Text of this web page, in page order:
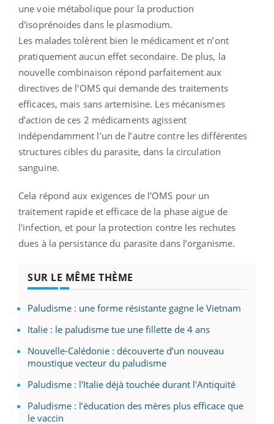
une voie métabolique pour la production
d'isoprénoïdes dans le plasmodium.
Les malades tolèrent bien le médicament et n’ont
pratiquement aucun effet secondaire. De plus, la
nouvelle combinaison répond parfaitement aux
directives de l'OMS qui demande des traitements
efficaces, mais sans artemisine. Les mécanismes
d’action de ces 2 médicaments agissent
indépendamment l’un de l’autre contre les différentes
structures cibles du parasite, dans la circulation
sanguine.
Cela répond aux exigences de l'OMS pour un
traitement rapide et efficace de la phase aiguë de
l'infection, et pour la protection contre les rechutes
dues à la persistance du parasite dans l’organisme.
SUR LE MÊME THÈME
Paludisme : une forme résistante gagne le Vietnam
Italie : le paludisme tue une fillette de 4 ans
Nouvelle-Calédonie : découverte d’un nouveau
moustique vecteur du paludisme
Paludisme : l'Italie déjà touchée durant l'Antiquité
Paludisme : l’éducation des mères plus efficace que
le vaccin